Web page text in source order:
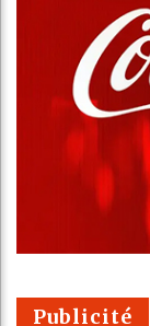
Publicité